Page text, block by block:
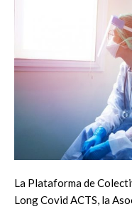
La Plataforma de
Long Covid ACTS, la